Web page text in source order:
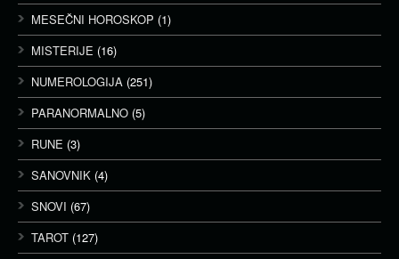
MESEČNI HOROSKOP (1)
MISTERIJE (16)
NUMEROLOGIJA (251)
PARANORMALNO (5)
RUNE (3)
SANOVNIK (4)
SNOVI (67)
TAROT (127)